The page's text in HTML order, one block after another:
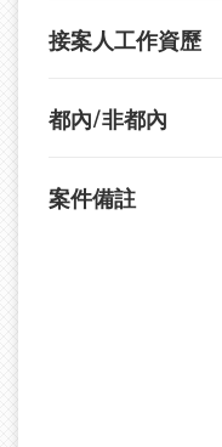
接案人工作資歷
都內/非都內
案件備註